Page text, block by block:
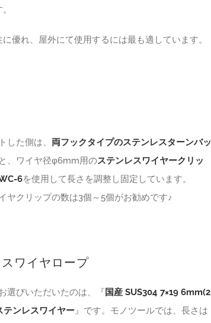
優れ、屋外にて使用するには最も適しています。
した側は、 両フックタイプのステンレスターンバッ
、ワイヤ径φ6mm用のステンレスワイヤークリッ
6を使用して長さを調整し固定しています。
ヤクリップの数は3個～5個がお勧めです♪
ワイヤロープ
選びいただいたのは、『国産 SUS304 7×19 6mm(2
テンレスワイヤー』です。モノツールでは、長さは